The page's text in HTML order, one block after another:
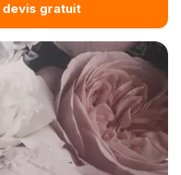
devis gratuit